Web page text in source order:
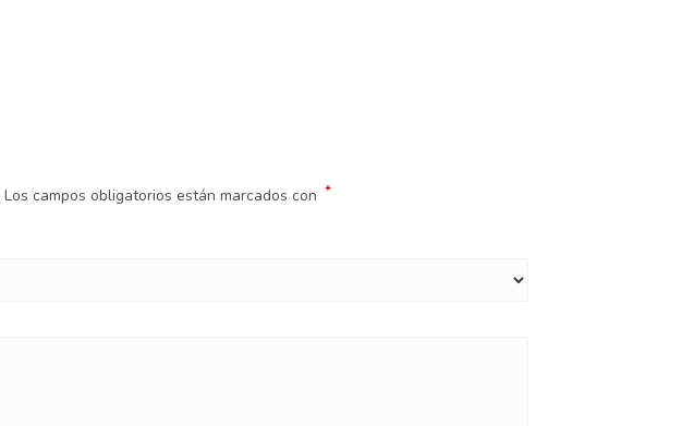
Los campos obligatorios están marcados con *